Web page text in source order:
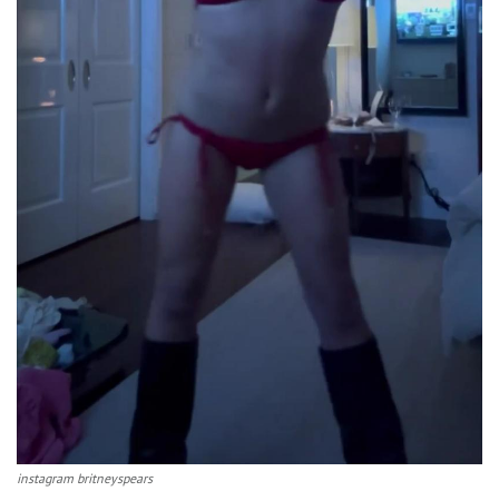
instagram britneyspears